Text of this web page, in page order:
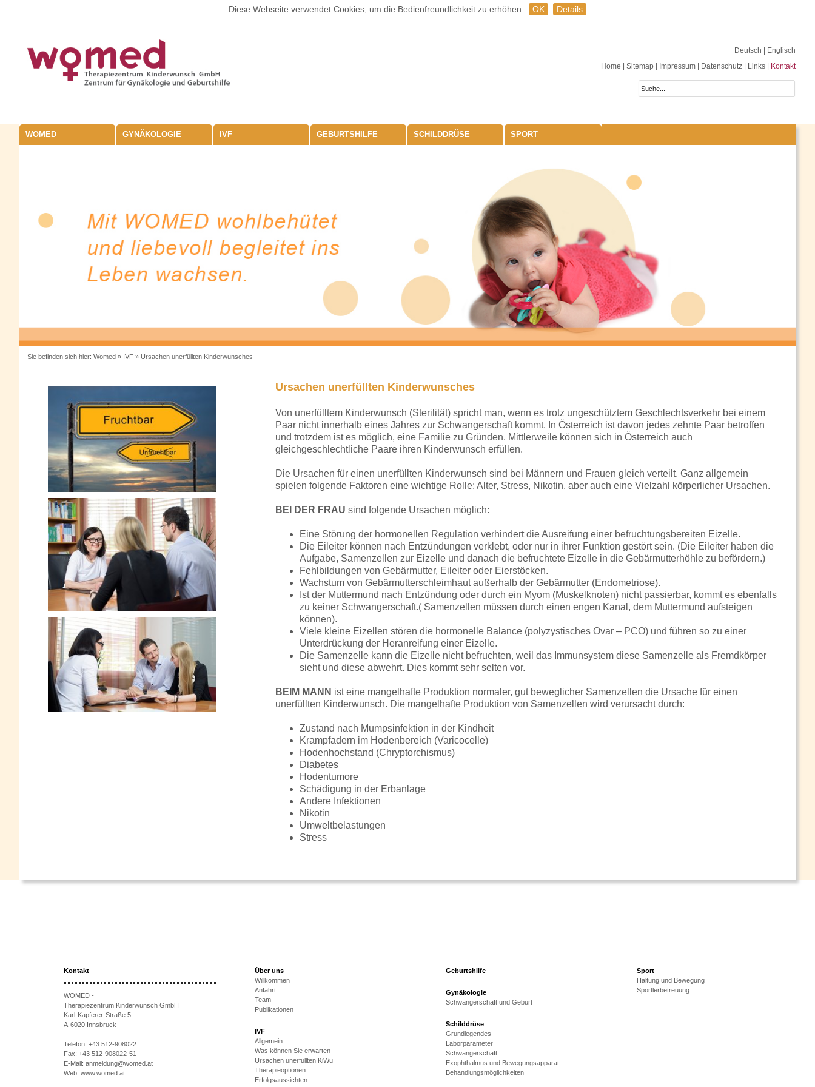
Diese Webseite verwendet Cookies, um die Bedienfreundlichkeit zu erhöhen. OK Details
Deutsch
| Englisch
Home
Sitemap Impressum Datenschutz Links Kontakt
WOMED GYNÄKOLOGIE IVF GEBURTSHILFE SCHILDDRÜSE SPORT
Sie befinden sich hier: Womed» IVF» Ursachen unerfüllten Kinderwunsches
Ursachen unerfüllten Kinderwunsches
Von unerfülltem Kinderwunsch (Sterilität) spricht man, wenn es trotz ungeschütztem Geschlechtsverkehr bei einem
Paar nicht innerhalb eines Jahres zur Schwangerschaft kommt. In Österreich ist davon jedes zehnte Paar betroffen
und trotzdem ist es möglich, eine Familie zu Gründen. Mittlerweile können sich in Österreich auch
gleichgeschlechtliche Paare ihren Kinderwunsch erfüllen.
Die Ursachen für einen unerfüllten Kinderwunsch sind bei Männern und Frauen gleich verteilt. Ganz allgemein
spielen folgende Faktoren eine wichtige Rolle: Alter, Stress, Nikotin, aber auch eine Vielzahl körperlicher Ursachen.
BEI DER FRAU sind folgende Ursachen möglich:
Eine Störung der hormonellen Regulation verhindert die Ausreifung einer befruchtungsbereiten Eizelle.
Die Eileiter können nach Entzündungen verklebt, oder nur in ihrer Funktion gestört sein. (Die Eileiter haben die
Aufgabe, Samenzellen zur Eizelle und danach die befruchtete Eizelle in die Gebärmutterhöhle zu befördern.)
Fehlbildungen von Gebärmutter, Eileiter oder Eierstöcken.
Wachstum von Gebärmutterschleimhaut außerhalb der Gebärmutter (Endometriose).
Ist der Muttermund nach Entzündung oder durch ein Myom (Muskelknoten) nicht passierbar, kommt es ebenfalls
zu keiner Schwangerschaft.( Samenzellen müssen durch einen engen Kanal, dem Muttermund aufsteigen
können).
Viele kleine Eizellen stören die hormonelle Balance (polyzystisches Ovar – PCO) und führen so zu einer
Unterdrückung der Heranreifung einer Eizelle.
Die Samenzelle kann die Eizelle nicht befruchten, weil das Immunsystem diese Samenzelle als Fremdkörper
sieht und diese abwehrt. Dies kommt sehr selten vor.
BEIM MANN ist eine mangelhafte Produktion normaler, gut beweglicher Samenzellen die Ursache für einen
unerfüllten Kinderwunsch. Die mangelhafte Produktion von Samenzellen wird verursacht durch:
Zustand nach Mumpsinfektion in der Kindheit
Krampfadern im Hodenbereich (Varicocelle)
Hodenhochstand (Chryptorchismus)
Diabetes
Hodentumore
Schädigung in der Erbanlage
Andere Infektionen
Nikotin
Umweltbelastungen
Stress
Kontakt
WOMED -
Therapiezentrum Kinderwunsch GmbH
Karl-Kapferer-Straße 5
A-6020 Innsbruck
Telefon: +43 512-908022
Fax: +43 512-908022-51
E-Mail: anmeldung@womed.at
Web: www.womed.at
Über uns
Willkommen
Anfahrt
Team
Publikationen
IVF
Allgemein
Was können Sie erwarten
Ursachen unerfüllten KiWu
Therapieoptionen
Erfolgsaussichten
Geburtshilfe
Gynäkologie
Schwangerschaft und Geburt
Schilddrüse
Grundlegendes
Laborparameter
Schwangerschaft
Exophthalmus und Bewegungsapparat
Behandlungsmöglichkeiten
Sport
Haltung und Bewegung
Sportlerbetreuung